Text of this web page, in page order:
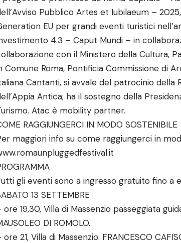
Pubblico Artes et Iubilaeum –
EU per grandi eventi turistici
4.3 – Caput Mundi – in
con il Ministero della Cultura,
Comune Roma, Pontificia Commissione di
Cantanti, si avvale del patrocinio della
Antica; ha il sostegno della
Atac è mobility partner.
RAGGIUNGERCI IN MODO SOSTENIBILE
maggiori info su come raggiungerci in
gli eventi sono a ingresso gratuito fino a
13 SETTEMBRE
ore 19,30, Villa di Massenzio passeggiata
DI ROMOLO.
ore 21, Villa di Massenzio: FRANCESCO